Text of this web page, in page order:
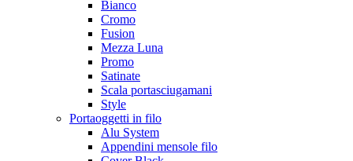
Bianco
Cromo
Fusion
Mezza Luna
Promo
Satinate
Scala portasciugamani
Style
Portaoggetti in filo
Alu System
Appendini mensole filo